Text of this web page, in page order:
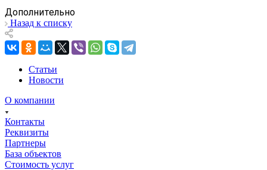
Дополнительно
Назад к списку
Статьи
Новости
О компании
Контакты
Реквизиты
Партнеры
База объектов
Стоимость услуг